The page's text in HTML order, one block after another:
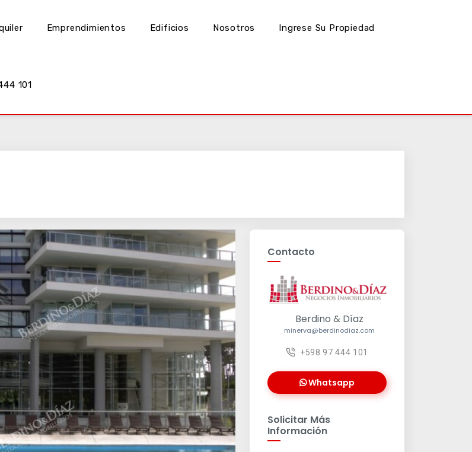
Emprendimientos Edificios Nosotros Ingrese Su Propiedad
101
Contacto
Berdino & Díaz
minerva@berdinodiaz.com
+598 97 444 101
Whatsapp
Solicitar Más
Información